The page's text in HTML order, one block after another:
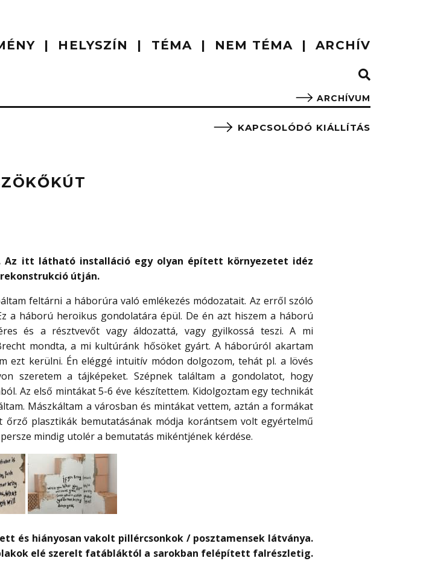
HELYSZÍN TÉMA NEM TÉMA ARCHÍV
ARCHÍVUM
KAPCSOLÓDÓ KIÁLLÍTÁS
Az itt látható installáció egy olyan épített környezetet idéz
útján.
feltárni a háborúra való emlékezés módozatait. Az erről szóló
a háború heroikus gondolatára épül. De én azt hiszem a háború
és a résztvevőt vagy áldozattá, vagy gyilkossá teszi. A mi
mondta, a mi kultúránk hősöket gyárt. A háborúról akartam
ezt kerülni. Én eléggé intuitív módon dolgozom, tehát pl. a lövés
szeretem a tájképeket. Szépnek találtam a gondolatot, hogy
Az első mintákat 5-6 éve készítettem. Kidolgoztam egy technikát
Mászkáltam a városban és mintákat vettem, aztán a formákat
plasztikák bemutatásának módja korántsem volt egyértelmű
mindig utolér a bemutatás mikéntjének kérdése.
és hiányosan vakolt pillércsonkok / posztamensek látványa.
elé szerelt fatábláktól a sarokban felépített falrészletig.